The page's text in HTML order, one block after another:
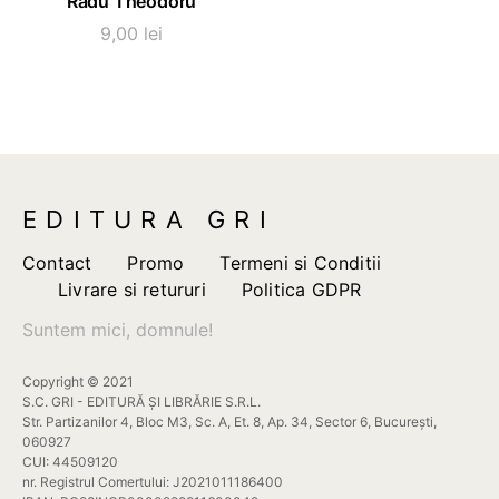
9,00 lei
EDITURA GRI
Contact Promo
Termeni si Conditii
Livrare si retururi
Politica GDPR
Suntem mici, domnule!
Copyright © 2021
S.C. GRI - EDITURĂ ȘI LIBRĂRIE S.R.L.
Str. Partizanilor 4, Bloc M3, Sc. A, Et. 8, Ap. 34, Sector 6, București,
060927
CUI: 44509120
nr. Registrul Comertului: J2021011186400